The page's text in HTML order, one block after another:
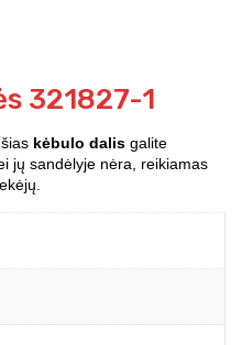
321827-1
šias kėbulo dalis galite
jų sandėlyje nėra, reikiamas